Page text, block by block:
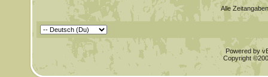
Alle
Powered by
Copyright